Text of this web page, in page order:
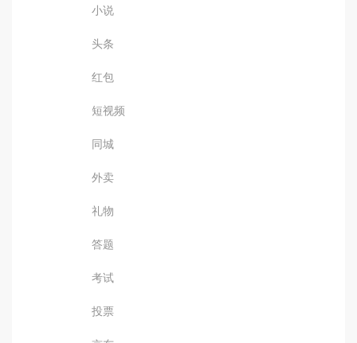
小说
头条
红包
短视频
同城
外卖
礼物
答题
考试
投票